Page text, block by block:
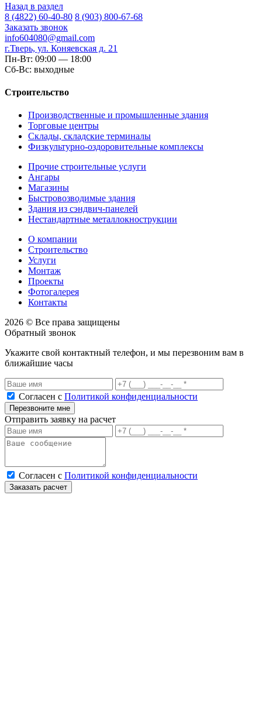
Назад в раздел
8 (4822) 60-40-80 8 (903) 800-67-68
Заказать звонок
info604080@gmail.com
г.Тверь, ул. Коняевская д. 21
Пн-Вт: 09:00 — 18:00
Сб-Вс: выходные
Строительство
Производственные и промышленные здания
Торговые центры
Склады, складские терминалы
Физкультурно-оздоровительные комплексы
Прочие строительные услуги
Ангары
Магазины
Быстровозводимые здания
Здания из сэндвич-панелей
Нестандартные металлокнострукции
О компании
Строительство
Услуги
Монтаж
Проекты
Фотогалерея
Контакты
2026 © Все права защищены
Обратный звонок
Укажите свой контактный телефон, и мы перезвоним вам в
ближайшие часы
Согласен с Политикой конфиденциальности
Перезвоните мне
Отправить заявку на расчет
Согласен с Политикой конфиденциальности
Заказать расчет